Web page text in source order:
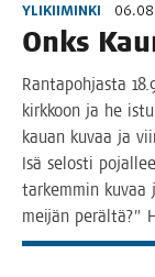
YLIKIIMINKI
Onks
Ran­ta­poh­jas­ta
kirk­koon ja he
kau­an kuvaa ja
Isä selos­ti
tar­kem­min kuvaa
mei­jän peräl­tä?”